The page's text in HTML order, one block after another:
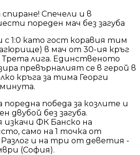
с 1:0 като гост коравия тим
в мач от 30-ия кръг
Трета лига. Единственото
превърналият се в герой в
кръга за тима Георги
победа за козлите и
двубой без загуба.
ФК Банско на
само на 1 точка от
и на три от деветия -
(София).